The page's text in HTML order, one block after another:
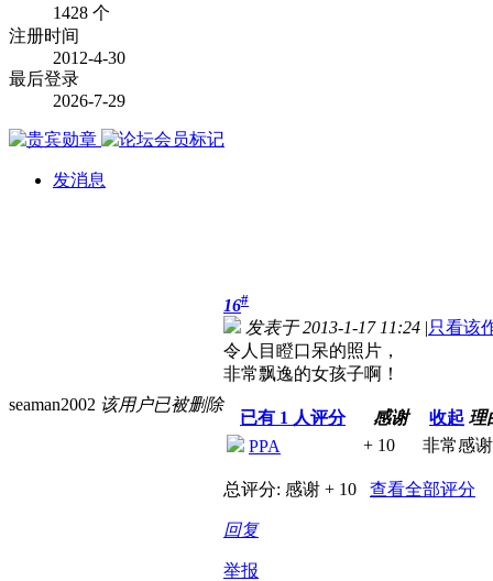
1428 个
注册时间
2012-4-30
最后登录
2026-7-29
发消息
seaman2002 该用户已被删除
16#
发表于 2013-1-17 11:24 |只看该
令人目瞪口呆的照片，
非常飘逸的女孩子啊！
已有 1 人评分 感谢 收起 理
PPA
+ 10 非常感谢
总评分: 感谢 + 10 查看全部评分
回复
举报